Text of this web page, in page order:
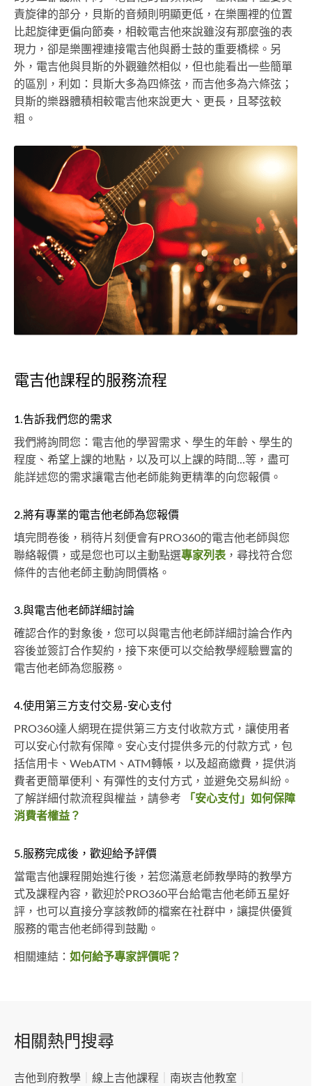
責旋律的部分，貝斯的音頻則明顯更低，在樂團裡的位置
比起旋律更偏向節奏，相較電吉他來說雖沒有那麼強的表
現力，卻是樂團裡連接電吉他與爵士鼓的重要橋樑。另
外，電吉他與貝斯的外觀雖然相似，但也能看出一些簡單
的區別，利如：貝斯大多為四條弦，而吉他多為六條弦；
貝斯的樂器體積相較電吉他來說更大、更長，且琴弦較
粗。
電吉他課程的服務流程
1.告訴我們您的需求
我們將詢問您：電吉他的學習需求、學生的年齡、學生的
程度、希望上課的地點，以及可以上課的時間...等，盡可
能詳述您的需求讓電吉他老師能夠更精準的向您報價。
2.將有專業的電吉他老師為您報價
填完問卷後，稍待片刻便會有PRO360的電吉他老師與您
聯絡報價，或是您也可以主動點選專家列表 ，尋找符合您
條件的吉他老師主動詢問價格。
3.與電吉他老師詳細討論
確認合作的對象後，您可以與電吉他老師詳細討論合作內
容後並簽訂合作契約，接下來便可以交給教學經驗豐富的
電吉他老師為您服務。
4.使用第三方支付交易-安心支付
PRO360達人網現在提供第三方支付收款方式，讓使用者
可以安心付款有保障。安心支付提供多元的付款方式，包
括信用卡、WebATM、ATM轉帳，以及超商繳費，提供消
費者更簡單便利、有彈性的支付方式，並避免交易糾紛。
了解詳細付款流程與權益，請參考
「安心支付」如何保障
消費者權益？
5.服務完成後，歡迎給予評價
當電吉他課程開始進行後，若您滿意老師教學時的教學方
式及課程內容，歡迎於PRO360平台給電吉他老師五星好
評，也可以直接分享該教師的檔案在社群中，讓提供優質
服務的電吉他老師得到鼓勵。
相關連結： 如何給予專家評價呢？
相關熱門搜尋
吉他到府教學 線上吉他課程 南崁吉他教室